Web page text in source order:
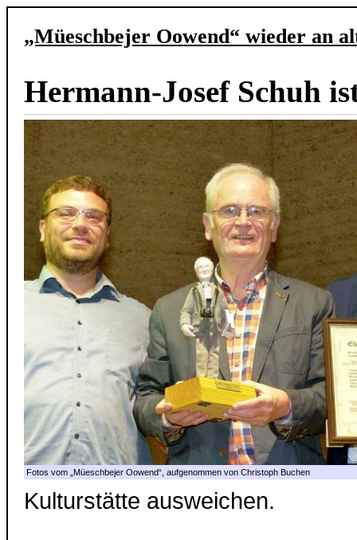
„Müeschbejer Oowend“ wieder an
Hermann-Josef Schuh
Fotos vom „Müeschbejer Oowend“, aufgenommen von Christoph Buchen
Kulturstätte ausweichen.